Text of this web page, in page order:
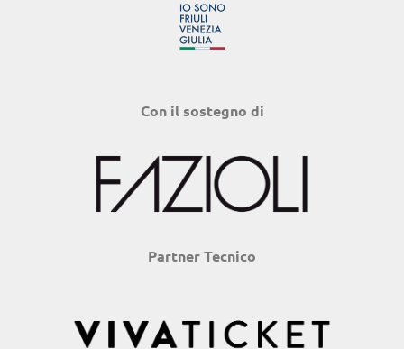
Con il sostegno di
Partner Tecnico